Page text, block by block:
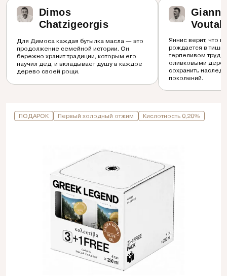
Dimos
Chatzigeorgis
Для Димоса каждая бутылка масла — это
продолжение семейной истории. Он
бережно хранит традиции, которым его
научил дед, и вкладывает душу в каждое
дерево своей рощи.
Яннис верит, что
рождается в
терпеливом
оливковыми
сохранить
поколений.
ПОДАРОК Первый холодный отжим Кислотность 0,20%